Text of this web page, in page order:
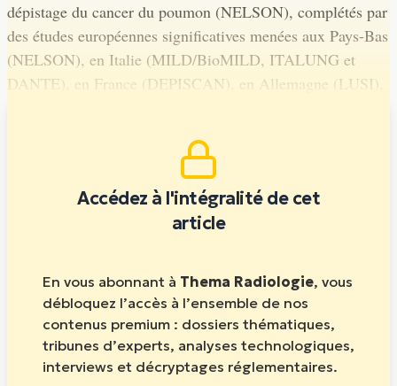
dépistage du cancer du poumon (NELSON), complétés par
des études européennes significatives menées aux Pays-Bas
(NELSON), en Italie (MILD/BioMILD, ITALUNG et
DANTE), en France (DEPISCAN), en Allemagne (LUSI),
Accédez à l'intégralité de cet
article
En vous abonnant à Thema Radiologie, vous
débloquez l’accès à l’ensemble de nos
contenus premium : dossiers thématiques,
tribunes d’experts, analyses technologiques,
interviews et décryptages réglementaires.